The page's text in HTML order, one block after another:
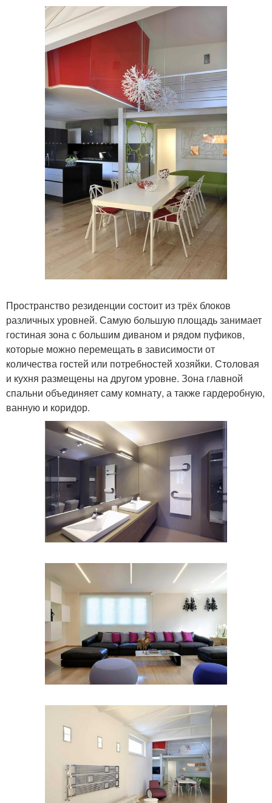
Пространство резиденции состоит из трёх блоков
различных уровней. Самую большую площадь занимает
гостиная зона с большим диваном и рядом пуфиков,
которые можно перемещать в зависимости от
количества гостей или потребностей хозяйки. Столовая
и кухня размещены на другом уровне. Зона главной
спальни объединяет саму комнату, а также гардеробную,
ванную и коридор.